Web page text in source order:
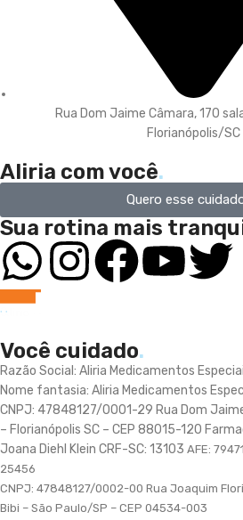
Rua Dom Jaime Câmara, 170
Florianópolis/SC
Aliria com você.
Quero esse
Sua rotina mais
Você cuidado.
Razão Social: Aliria Medicamentos
Nome fantasia: Aliria Medicamentos
CNPJ: 47848127/0001-29 Rua Dom
– Florianópolis SC – CEP 88015-120
Joana Diehl Klein CRF-SC: 13103AFE:
25456
CNPJ: 47848127/0002-00 Rua Joaquim
Bibi – São Paulo/SP – CEP 04534-003